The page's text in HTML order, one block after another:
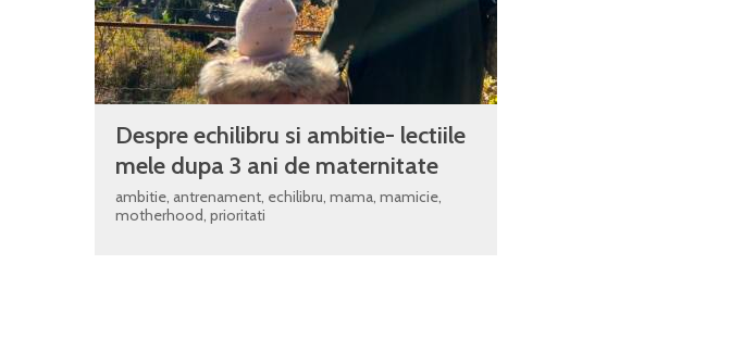
Despre echilibru si ambitie- lectiile
mele dupa 3 ani de maternitate
ambitie, antrenament, echilibru mama, mamicie,
motherhood prioritati